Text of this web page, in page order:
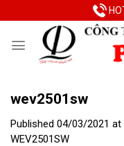
to
wev2501sw
Published 04/03/2021 at
WEV2501SW